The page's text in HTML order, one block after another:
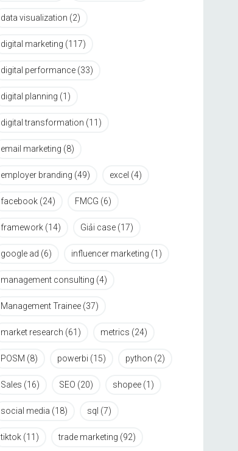
data visualization (2)
digital marketing (117)
digital performance (33)
digital planning (1)
digital transformation (11)
email marketing (8)
employer branding (49) excel (4)
facebook (24) FMCG (6)
framework (14) Giải case (17)
google ad (6) influencer marketing (1)
management consulting (4)
Management Trainee (37)
market research (61) metrics (24)
POSM (8) powerbi (15) python (2)
Sales (16) SEO (20) shopee (1)
social media (18) sql (7)
tiktok (11) trade marketing (92)